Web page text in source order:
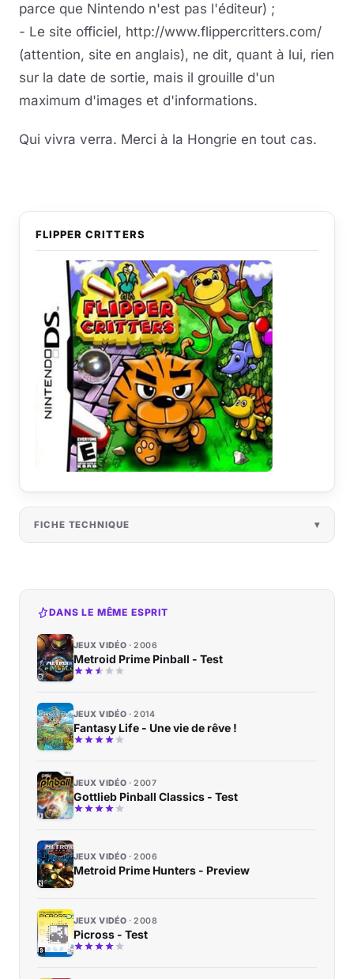
parce que Nintendo n'est pas l'éditeur) ;
- Le site officiel, http://www.flippercritters.com/
(attention, site en anglais), ne dit, quant à lui, rien
sur la date de sortie, mais il grouille d'un
maximum d'images et d'informations.
Qui vivra verra. Merci à la Hongrie en tout cas.
FLIPPER CRITTERS
FICHE TECHNIQUE
DANS LE MÊME ESPRIT
JEUX VIDÉO 2006
Metroid Prime Pinball - Test
JEUX VIDÉO 2014
Fantasy Life - Une vie de rêve !
JEUX VIDÉO 2007
Gottlieb Pinball Classics - Test
JEUX VIDÉO 2006
Metroid Prime Hunters - Preview
JEUX VIDÉO 2008
Picross - Test